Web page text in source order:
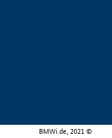
BMWi.de, 2021 ©